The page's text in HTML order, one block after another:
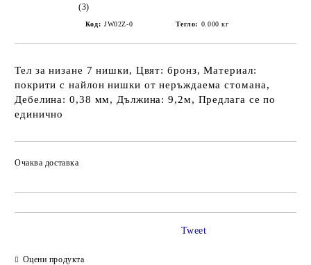
(3)
Код: JW02Z-0 Тегло: 0.000 кг
Тел за низане 7 нишки, Цвят: бронз, Материал:
покрити с найлон нишки от неръждаема стомана,
Дебелина: 0,38 мм, Дължина: 9,2м, Предлага се по
единично
Очаква доставка
Оцени продукта
Tweet